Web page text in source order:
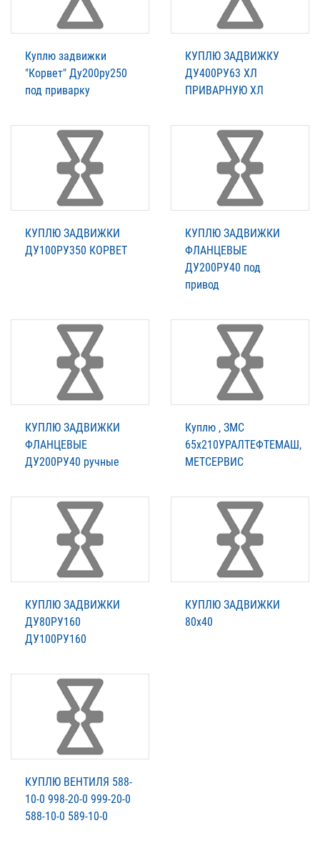
Куплю задвижки
"Корвет" Ду200ру250
под приварку
КУПЛЮ ЗАДВИЖКУ
ДУ400РУ63 ХЛ
ПРИВАРНУЮ ХЛ
КУПЛЮ ЗАДВИЖКИ
ДУ100РУ350 КОРВЕТ
КУПЛЮ ЗАДВИЖКИ
ФЛАНЦЕВЫЕ
ДУ200РУ40 под
привод
КУПЛЮ ЗАДВИЖКИ
ФЛАНЦЕВЫЕ
ДУ200РУ40 ручные
Куплю , ЗМС
65х210УРАЛТЕФТЕМАШ,
МЕТСЕРВИС
КУПЛЮ ЗАДВИЖКИ
ДУ80РУ160
ДУ100РУ160
КУПЛЮ ЗАДВИЖКИ
80х40
КУПЛЮ ВЕНТИЛЯ 588-
10-0 998-20-0 999-20-0
588-10-0 589-10-0